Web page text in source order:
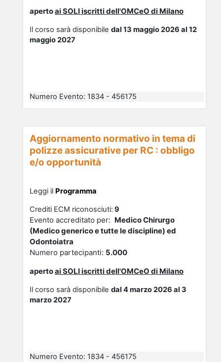
apertoaiSOLIiscritti dell'OMCeO di Milano
Il corso sarà disponibile dal 13 maggio 2026 al 12
maggio 2027
Numero Evento: 1834 - 456175
Aggiornamento normativo in tema di
polizze assicurative per RC : obbligo
e/o opportunità
Leggi il Programma
Crediti ECM riconosciuti: 9
Evento accreditato per: Medico Chirurgo
(Medico generico e tutte le discipline) ed
Odontoiatra
Numero partecipanti: 5.000
apertoaiSOLIiscritti dell'OMCeO di Milano
Il corso sarà disponibile dal 4 marzo 2026 al 3
marzo 2027
Numero Evento: 1834 - 456175